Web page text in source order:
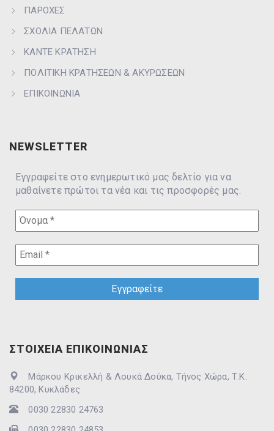
ΠΑΡΟΧΕΣ
ΣΧΟΛΙΑ ΠΕΛΑΤΩΝ
ΚΑΝΤΕ ΚΡΑΤΗΣΗ
ΠΟΛΙΤΙΚΗ ΚΡΑΤΗΣΕΩΝ & ΑΚΥΡΩΣΕΩΝ
ΕΠΙΚΟΙΝΩΝΙΑ
NEWSLETTER
Εγγραφείτε στο ενημερωτικό μας δελτίο για να
μαθαίνετε πρώτοι τα νέα και τις προσφορές μας.
ΣΤΟΙΧΕΙΑ ΕΠΙΚΟΙΝΩΝΙΑΣ
Μάρκου Κρικελλή & Λουκά Δούκα, Τήνος Χώρα, Τ.Κ.
84200, Κυκλάδες
0030 22830 24763